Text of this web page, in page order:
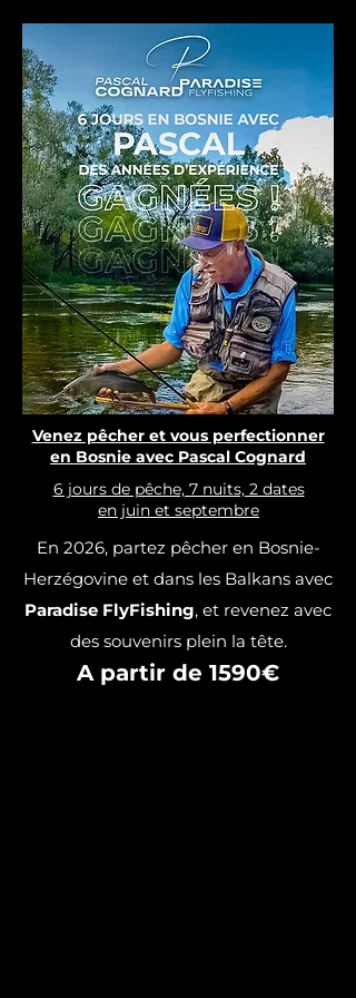
Venez pêcher et vous perfectionner
en Bosnie avec Pascal Cognard
6 jours de pêche, 7 nuits, 2 dates
en juin et septembre
En 2026, partez pêcher en Bosnie-
Herzégovine et dans les Balkans avec
Paradise FlyFishing, et revenez avec
des souvenirs plein la tête.
A partir de 1590€